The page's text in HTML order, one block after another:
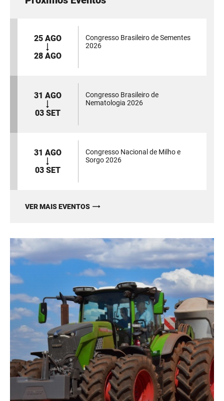
25 AGO
28 AGO
Congresso Brasileiro de Sementes
2026
31 AGO
03 SET
Congresso Brasileiro de
Nematologia 2026
31 AGO
03 SET
Congresso Nacional de Milho e
Sorgo 2026
VER MAIS EVENTOS